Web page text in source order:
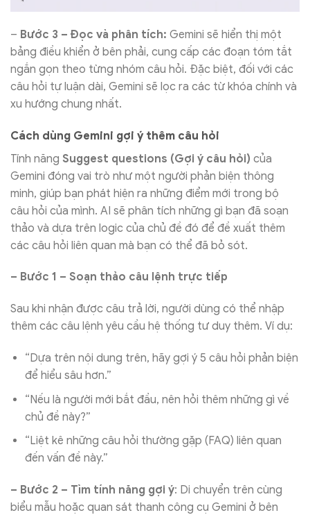
– Bước 3 – Đọc và phân tích: Gemini sẽ hiển thị một
bảng điều khiển ở bên phải, cung cấp các đoạn tóm tắt
ngắn gọn theo từng nhóm câu hỏi. Đặc biệt, đối với các
câu hỏi tự luận dài, Gemini sẽ lọc ra các từ khóa chính và
xu hướng chung nhất.
Cách dùng Gemini gợi ý thêm câu hỏi
Tính năng Suggest questions (Gợi ý câu hỏi) của
Gemini đóng vai trò như một người phản biện thông
minh, giúp bạn phát hiện ra những điểm mới trong bộ
câu hỏi của mình. AI sẽ phân tích những gì bạn đã soạn
thảo và dựa trên logic của chủ đề đó để đề xuất thêm
các câu hỏi liên quan mà bạn có thể đã bỏ sót.
– Bước 1 – Soạn thảo câu lệnh trực tiếp
Sau khi nhận được câu trả lời, người dùng có thể nhập
thêm các câu lệnh yêu cầu hệ thống tư duy thêm. Ví dụ:
“Dựa trên nội dung trên, hãy gợi ý 5 câu hỏi phản biện
để hiểu sâu hơn.”
“Nếu là người mới bắt đầu, nên hỏi thêm những gì về
chủ đề này?”
“Liệt kê những câu hỏi thường gặp (FAQ) liên quan
đến vấn đề này.”
– Bước 2 – Tìm tính năng gợi ý: Di chuyển trên cùng
biểu mẫu hoặc quan sát thanh công cụ Gemini ở bên